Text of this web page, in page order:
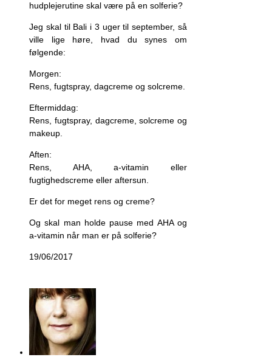
hudplejerutine skal være på en solferie?
Jeg skal til Bali i 3 uger til september, så
ville lige høre, hvad du synes om
følgende:
Morgen:
Rens, fugtspray, dagcreme og solcreme.
Eftermiddag:
Rens, fugtspray, dagcreme, solcreme og
makeup.
Aften:
Rens, AHA, a-vitamin eller
fugtighedscreme eller aftersun.
Er det for meget rens og creme?
Og skal man holde pause med AHA og
a-vitamin når man er på solferie?
19/06/2017